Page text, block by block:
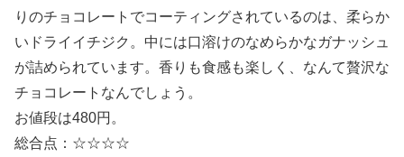
りのチョコレートでコーティングされているのは、柔らか
いドライイチジク。中には口溶けのなめらかなガナッシュ
が詰められています。香りも食感も楽しく、なんて贅沢な
チョコレートなんでしょう。
お値段は480円。
総合点：☆☆☆☆